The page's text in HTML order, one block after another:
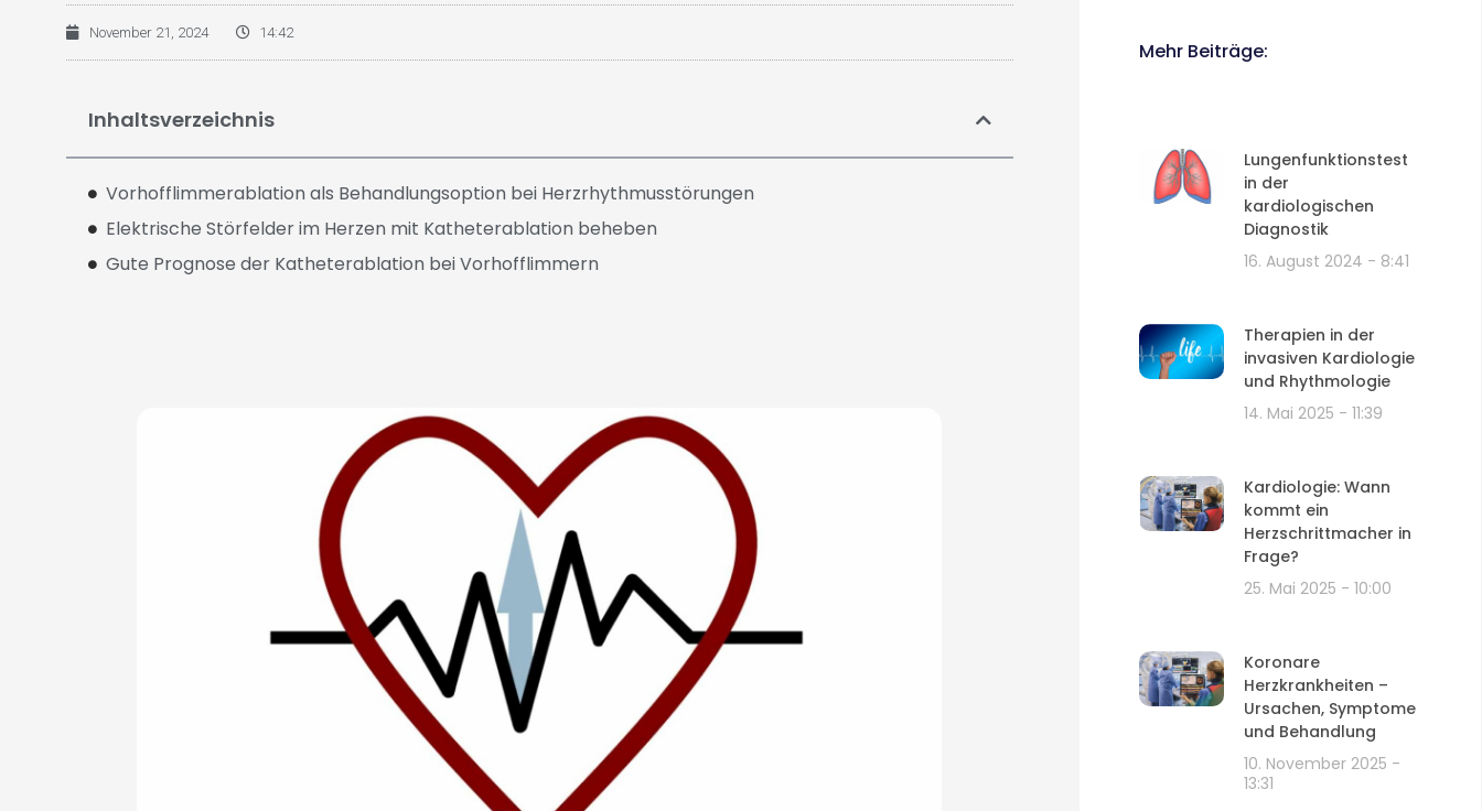
November 21, 2024 14:42
Inhaltsverzeichnis
Vorhofflimmerablation als Behandlungsoption bei Herzrhythmusstörungen
Elektrische Störfelder im Herzen mit Katheterablation beheben
Gute Prognose der Katheterablation bei Vorhofflimmern
Mehr Beiträge:
Lungenfunktionstest
in der
kardiologischen
Diagnostik
16. August 2024
8:41
Therapien in der
invasiven Kardiologie
und Rhythmologie
14. Mai 2025
11:39
Kardiologie: Wann
kommt ein
Herzschrittmacher in
Frage?
25. Mai 2025
10:00
Koronare
Herzkrankheiten –
Ursachen, Symptome
und Behandlung
10. November 2025
13:31